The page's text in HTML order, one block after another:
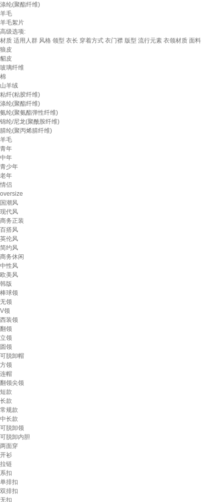
涤纶(聚酯纤维)
羊毛
羊毛絮片
高级选项:
材质 适用人群 风格 领型 衣长 穿着方式 衣门襟 版型 流行元素 衣领材质 面料
狼皮
貂皮
玻璃纤维
棉
山羊绒
粘纤(粘胶纤维)
涤纶(聚酯纤维)
氨纶(聚氨酯弹性纤维)
锦纶/尼龙(聚酰胺纤维)
腈纶(聚丙烯腈纤维)
羊毛
青年
中年
青少年
老年
情侣
oversize
国潮风
现代风
商务正装
百搭风
英伦风
简约风
商务休闲
中性风
欧美风
韩版
棒球领
无领
V领
西装领
翻领
立领
圆领
可脱卸帽
方领
连帽
翻领尖领
短款
长款
常规款
中长款
可脱卸领
可脱卸内胆
两面穿
开衫
拉链
系扣
单排扣
双排扣
无扣